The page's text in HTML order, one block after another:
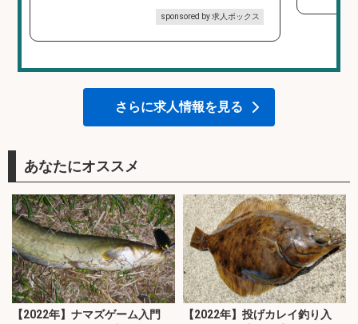
sponsored by 求人ボックス
さらに求人情報を見る
あなたにオススメ
【2022年】ナマズゲーム入門
【2022年】投げカレイ釣り入